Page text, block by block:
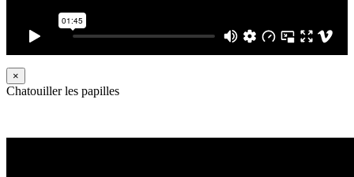
×
Chatouiller les papilles